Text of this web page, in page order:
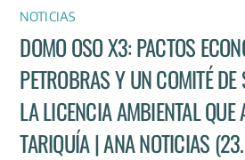
NOTICIAS
DOMO OSO X3: PACTOS
PETROBRAS Y UN COMITÉ
LA LICENCIA AMBIENTAL QUE
TARIQUÍA | ANA NOTICIAS